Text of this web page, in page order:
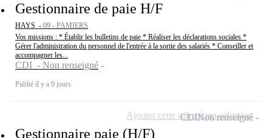
Gestionnaire de paie H/F
HAYS - 09 - PAMIERS
Vos missions : * Établir les bulletins de paie * Réaliser les déclarations sociales *
Gérer l'administration du personnel de l'entrée à la sortie des salariés * Conseiller et
accompagner les...
CDI - Non renseigné
Publié il y a 9 jours
Gestionnaire paie (H/F)
CDINon renseigné
Ajouter cette offre à ma sélection